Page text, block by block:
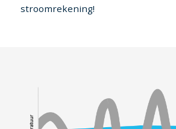
stroomrekening!